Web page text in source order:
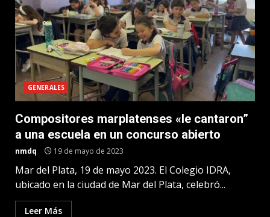
GENERALES
Compositores marplatenses «le cantaron”
a una escuela en un concurso abierto
nmdq 19 de mayo de 2023
Mar del Plata, 19 de mayo 2023. El Colegio IDRA,
ubicado en la ciudad de Mar del Plata, celebró...
Leer Más